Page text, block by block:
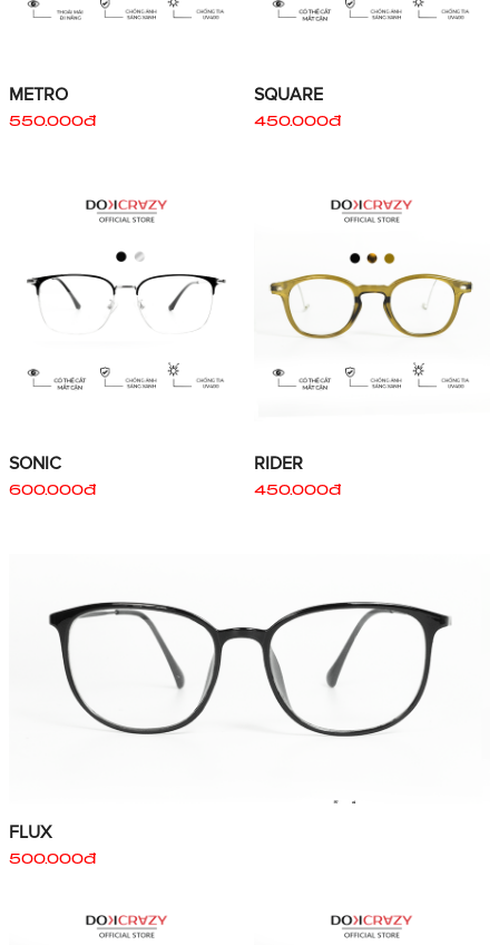
METRO
550.000đ
SQUARE
450.000đ
SONIC
600.000đ
RIDER
450.000đ
FLUX
500.000đ